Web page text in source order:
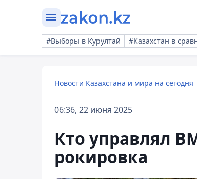
#Выборы в Курултай #Казахстан в
Новости Казахстана и мира на сегодня
06:36, 22 июня 2025
Кто управлял
рокировка